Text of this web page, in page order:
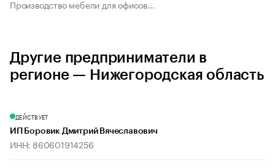
Производство мебели для офисов...
Другие предприниматели в
регионе — Нижегородская область
ДЕЙСТВУЕТ
ИП Боровик Дмитрий Вячеславович
ИНН: 860601914256